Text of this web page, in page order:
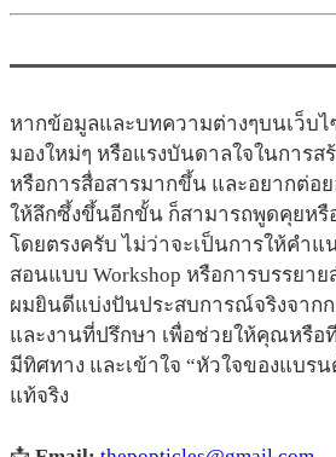
หากข้อมูลและบทความต่างๆบนเว็บ
มองใหม่ๆ หรือแรงบันดาลใจในการส
หรือการสื่อสารมากขึ้น และอยากต่อ
ให้ลึกซึ้งขึ้นอีกขั้น ก็สามารถพูดคุยห
โดยตรงครับ ไม่ว่าจะเป็นการให้คำแ
สอนแบบ Workshop หรือการบรรยา
ผมยินดีแบ่งปันประสบการณ์จริงจาก
และงานที่ปรึกษา เพื่อช่วยให้คุณหรือ
มีทิศทาง และเข้าใจ “หัวใจของแบร
แท้จริง